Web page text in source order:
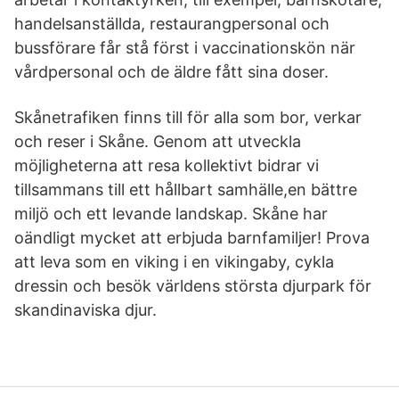
handelsanställda, restaurang­personal och
bussförare får stå först i vaccinationskön när
vårdpersonal och de äldre fått sina doser.
Skånetrafiken finns till för alla som bor, verkar
och reser i Skåne. Genom att utveckla
möjligheterna att resa kollektivt bidrar vi
tillsammans till ett hållbart samhälle,en bättre
miljö och ett levande landskap. Skåne har
oändligt mycket att erbjuda barnfamiljer! Prova
att leva som en viking i en vikingaby, cykla
dressin och besök världens största djurpark för
skandinaviska djur.